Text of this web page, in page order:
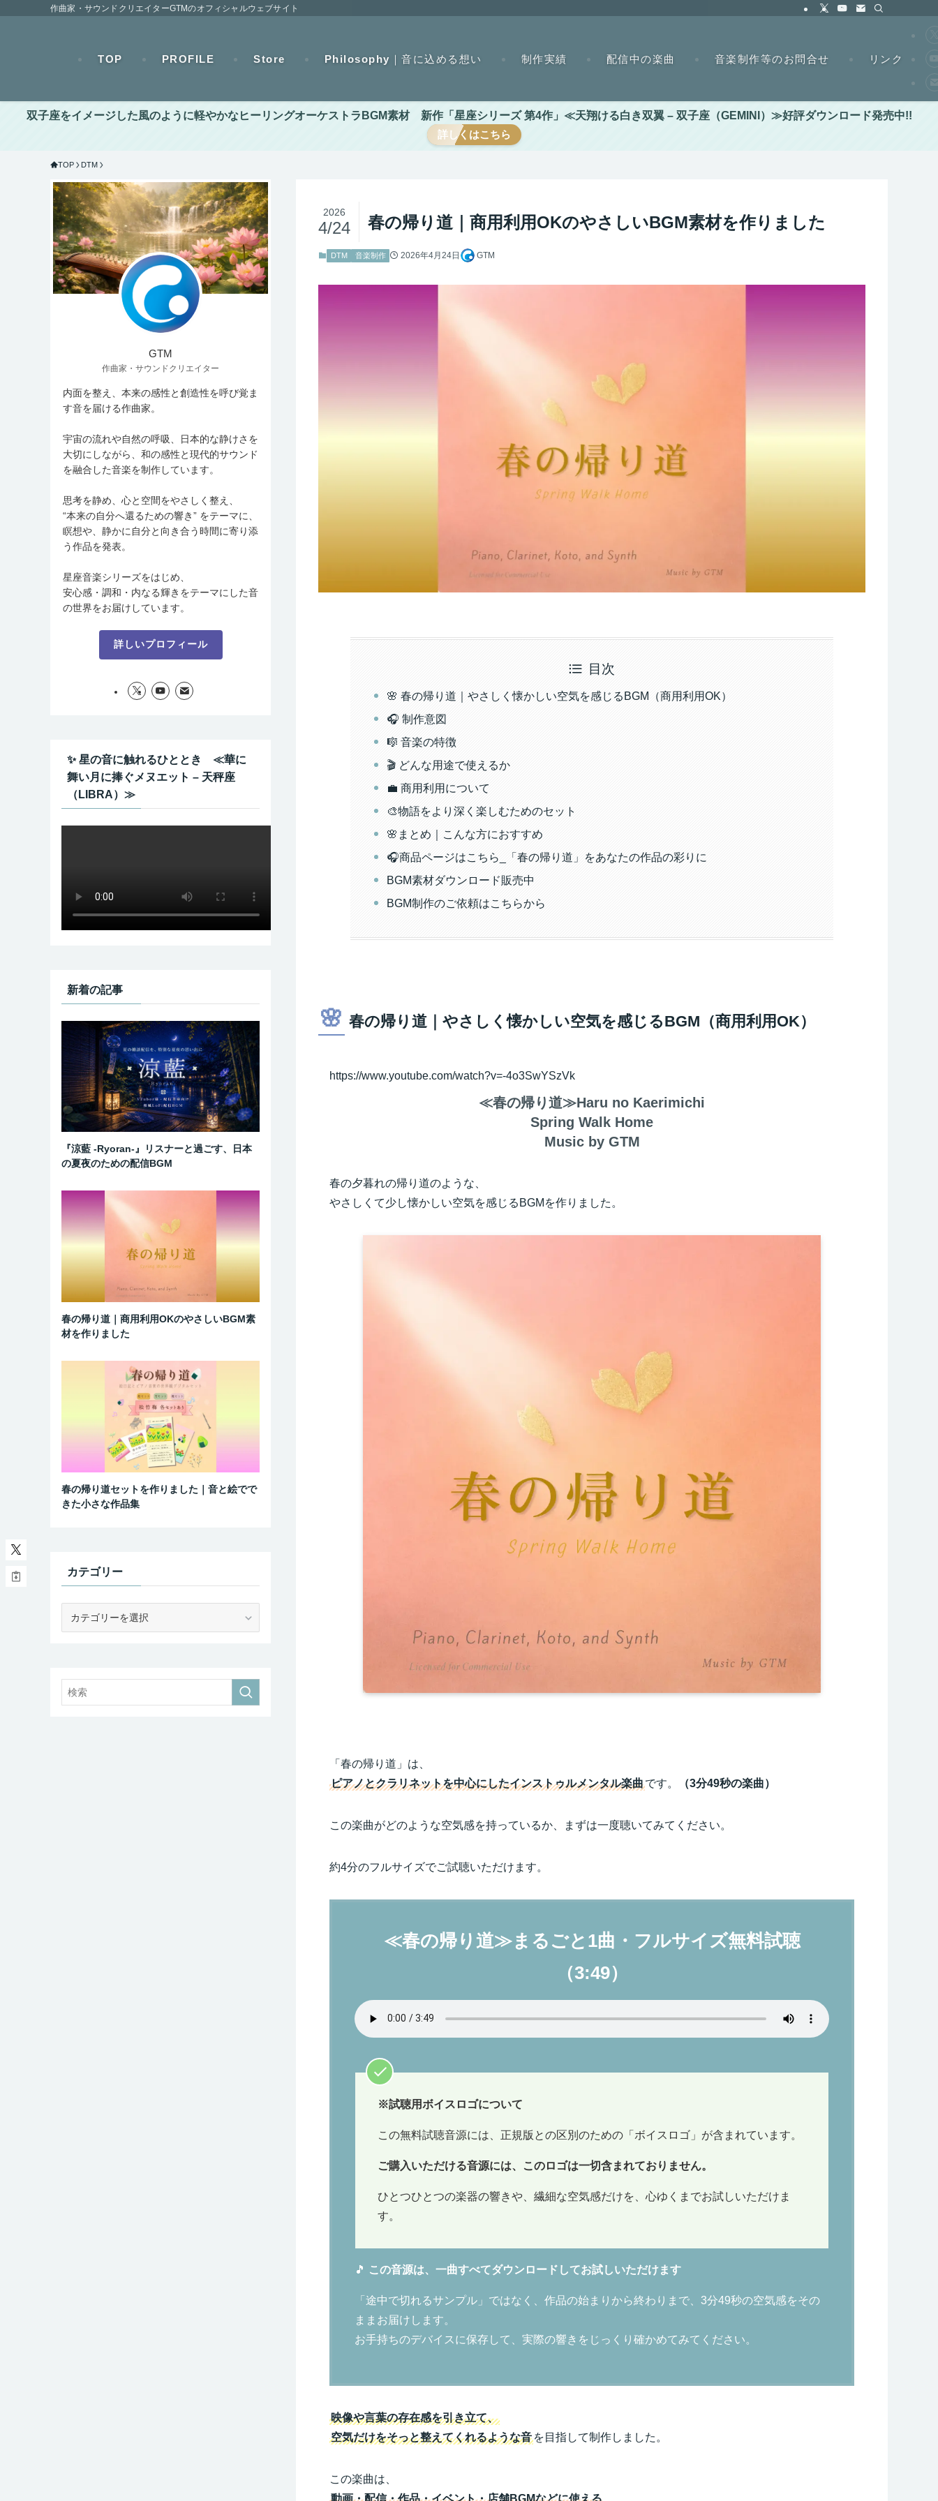
作曲家・サウンドクリエイターGTMのオフィシャルウェブサイト
TOP PROFILE Store Philosophy｜音に込める想い 制作実績 配信中の楽曲 音楽制作等のお問合せ リンク
双子座をイメージした風のように軽やかなヒーリングオーケストラBGM素材 新作「星座シリーズ 第4作」≪天翔ける白き双翼 – 双子座（GEMINI）≫好評ダウンロード発売中!!
詳しくはこちら
TOP DTM
春の帰り道｜商用利用OKのやさしいBGM素材を作りました
2026
4/24
DTM 音楽制作 2026年4月24日 GTM
目次
🌸 春の帰り道｜やさしく懐かしい空気を感じるBGM（商用利用OK）
🎧 制作意図
🎼 音楽の特徴
🎬 どんな用途で使えるか
💼 商用利用について
🎨物語をより深く楽しむためのセット
🌸まとめ｜こんな方におすすめ
🎧商品ページはこちら_「春の帰り道」をあなたの作品の彩りに
BGM素材ダウンロード販売中
BGM制作のご依頼はこちらから
🌸 春の帰り道｜やさしく懐かしい空気を感じるBGM（商用利用OK）
https://www.youtube.com/watch?v=-4o3SwYSzVk
≪春の帰り道≫Haru no Kaerimichi
Spring Walk Home
Music by GTM
春の夕暮れの帰り道のような、
やさしくて少し懐かしい空気を感じるBGMを作りました。
「春の帰り道」は、
ピアノとクラリネットを中心にしたインストゥルメンタル楽曲です。 （3分49秒の楽曲）
この楽曲がどのような空気感を持っているか、まずは一度聴いてみてください。
約4分のフルサイズでご試聴いただけます。
≪春の帰り道≫まるごと1曲・フルサイズ無料試聴
（3:49）
※試聴用ボイスロゴについて
この無料試聴音源には、正規版との区別のための「ボイスロゴ」が含まれています。
ご購入いただける音源には、このロゴは一切含まれておりません。
ひとつひとつの楽器の響きや、繊細な空気感だけを、心ゆくまでお試しいただけま
す。
🎵 この音源は、一曲すべてダウンロードしてお試しいただけます
「途中で切れるサンプル」ではなく、作品の始まりから終わりまで、3分49秒の空気感をその
ままお届けします。
お手持ちのデバイスに保存して、実際の響きをじっくり確かめてみてください。
映像や言葉の存在感を引き立て、
空気だけをそっと整えてくれるような音 を目指して制作しました。
この楽曲は、
動画・配信・作品・イベント・店舗BGMなどに使える
GTM
作曲家・サウンドクリエイター
内面を整え、本来の感性と創造性を呼び覚ま
す音を届ける作曲家。
宇宙の流れや自然の呼吸、日本的な静けさを
大切にしながら、和の感性と現代的サウンド
を融合した音楽を制作しています。
思考を静め、心と空間をやさしく整え、
“本来の自分へ還るための響き” をテーマに、
瞑想や、静かに自分と向き合う時間に寄り添
う作品を発表。
星座音楽シリーズをはじめ、
安心感・調和・内なる輝きをテーマにした音
の世界をお届けしています。
詳しいプロフィール
✨ 星の音に触れるひととき ≪華に
舞い月に捧ぐメヌエット – 天秤座
（LIBRA）≫
新着の記事
『涼藍 -Ryoran-』リスナーと過ごす、日本
の夏夜のための配信BGM
春の帰り道｜商用利用OKのやさしいBGM素
材を作りました
春の帰り道セットを作りました｜音と絵でで
きた小さな作品集
カテゴリー